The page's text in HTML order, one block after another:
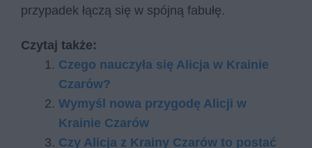
przypadek łączą się w spójną fabułę.
Czytaj także:
Czego nauczyła się Alicja w Krainie
Czarów?
Wymyśl nowa przygodę Alicji w
Krainie Czarów
Czy Alicja z Krainy Czarów to postać